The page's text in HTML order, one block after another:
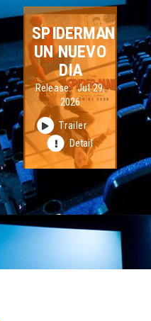
SPIDERMAN
UN NUEVO
DIA
Release: Jul 29,
2026
Trailer
Detail